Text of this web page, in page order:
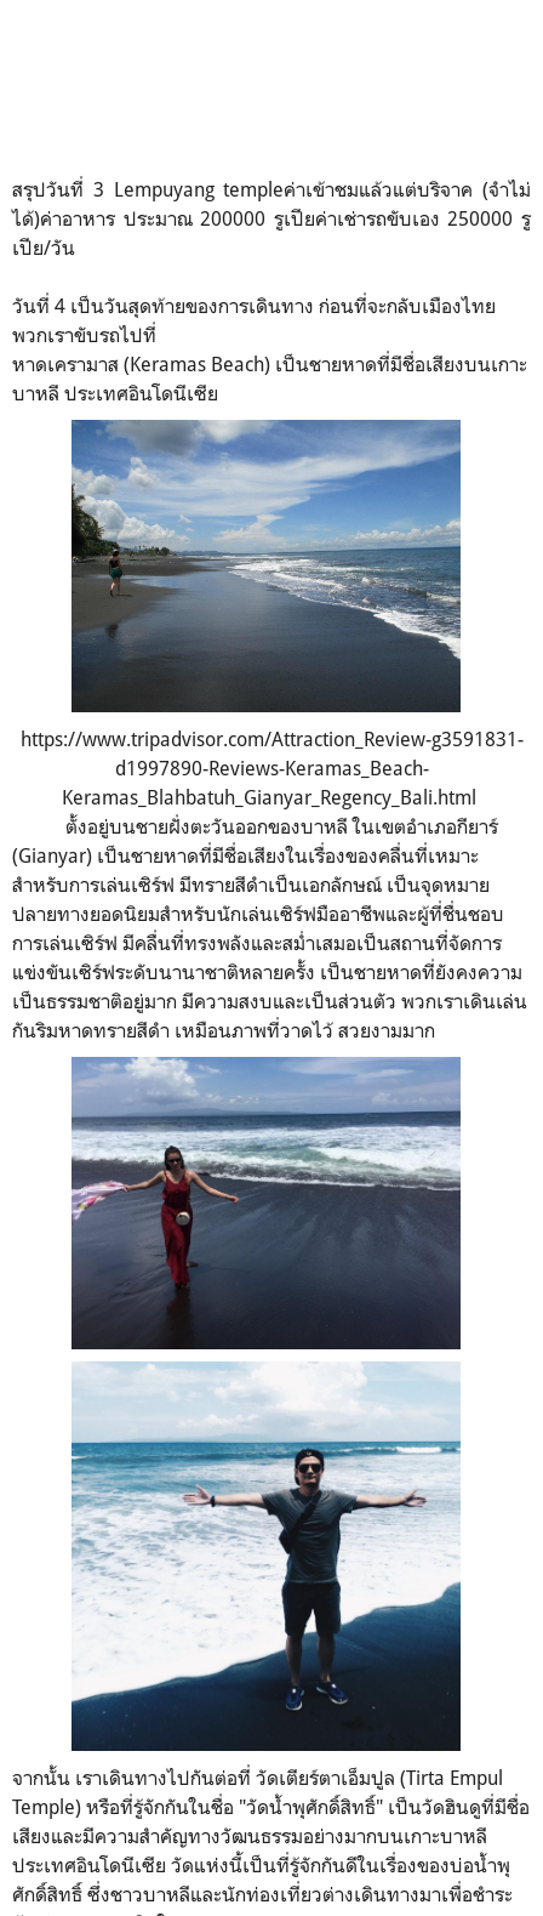
สรุปวันที่ 3 Lempuyang templeค่าเข้าชมแล้วแต่บริจาค (จำไม่
ได้)ค่าอาหาร ประมาณ 200000 รูเปียค่าเช่ารถขับเอง 250000 รู
เปีย/วัน
วันที่ 4 เป็นวันสุดท้ายของการเดินทาง ก่อนที่จะกลับเมืองไทย
พวกเราขับรถไปที่
หาดเครามาส (Keramas Beach) เป็นชายหาดที่มีชื่อเสียงบนเกาะ
บาหลี ประเทศอินโดนีเซีย
https://www.tripadvisor.com/Attraction_Review-g3591831-
d1997890-Reviews-Keramas_Beach-
Keramas_Blahbatuh_Gianyar_Regency_Bali.html
ตั้งอยู่บนชายฝั่งตะวันออกของบาหลี ในเขตอำเภอกียาร์
(Gianyar) เป็นชายหาดที่มีชื่อเสียงในเรื่องของคลื่นที่เหมาะ
สำหรับการเล่นเซิร์ฟ มีทรายสีดำเป็นเอกลักษณ์ เป็นจุดหมาย
ปลายทางยอดนิยมสำหรับนักเล่นเซิร์ฟมืออาชีพและผู้ที่ชื่นชอบ
การเล่นเซิร์ฟ มีคลื่นที่ทรงพลังและสม่ำเสมอเป็นสถานที่จัดการ
แข่งขันเซิร์ฟระดับนานาชาติหลายครั้ง เป็นชายหาดที่ยังคงความ
เป็นธรรมชาติอยู่มาก มีความสงบและเป็นส่วนตัว พวกเราเดินเล่น
กันริมหาดทรายสีดำ เหมือนภาพที่วาดไว้ สวยงามมาก
จากนั้น เราเดินทางไปกันต่อที่ วัดเตียร์ตาเอ็มปูล (Tirta Empul
Temple) หรือที่รู้จักกันในชื่อ "วัดน้ำพุศักดิ์สิทธิ์" เป็นวัดฮินดูที่มีชื่อ
เสียงและมีความสำคัญทางวัฒนธรรมอย่างมากบนเกาะบาหลี
ประเทศอินโดนีเซีย วัดแห่งนี้เป็นที่รู้จักกันดีในเรื่องของบ่อน้ำพุ
ศักดิ์สิทธิ์ ซึ่งชาวบาหลีและนักท่องเที่ยวต่างเดินทางมาเพื่อชำระ